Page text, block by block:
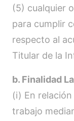
(5) cualquier
para cumplir
respecto al
Titular de la
b. Finalidad
(i) En
trabajo